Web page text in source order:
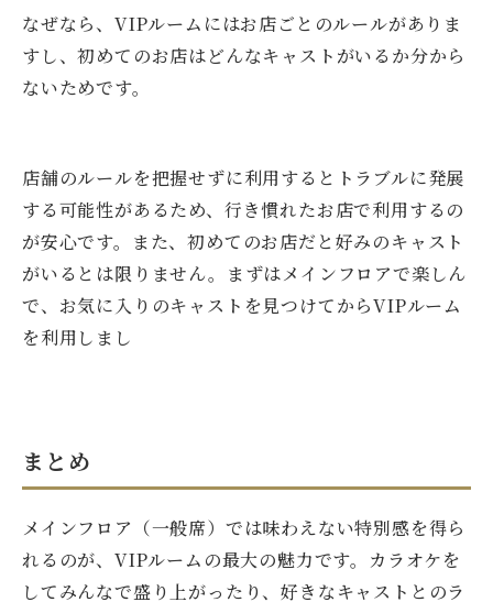
なぜなら、VIPルームにはお店ごとのルールがありま
すし、初めてのお店はどんなキャストがいるか分から
ないためです。
店舗のルールを把握せずに利用するとトラブルに発展
する可能性があるため、行き慣れたお店で利用するの
が安心です。また、初めてのお店だと好みのキャスト
がいるとは限りません。まずはメインフロアで楽しん
で、お気に入りのキャストを見つけてからVIPルーム
を利用しまし
まとめ
メインフロア（一般席）では味わえない特別感を得ら
れるのが、VIPルームの最大の魅力です。カラオケを
してみんなで盛り上がったり、好きなキャストとのラ